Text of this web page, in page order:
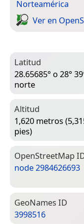
Norteamérica
Ver en
Latitud
28.65685° o 28°
norte
Altitud
1,620 metros
pies)
Open­Street­Map
node 2984626693
Geo­Names ID
3998516